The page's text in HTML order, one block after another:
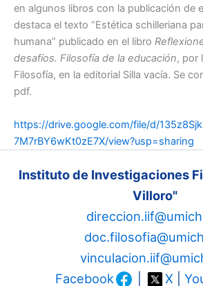
en algunos libros con la publicación de
destaca el texto “Estética schilleriana
humana” publicado en el libro
desafíos. Filosofía de la educación, por
Filosofía, en la editorial Silla vacía. Se
pdf.
https://drive.google.com/file/d/
7M7rBY6wKt0zE7X/view?usp=sharing
Instituto de Investigaciones
Villoro"
Facebook
X